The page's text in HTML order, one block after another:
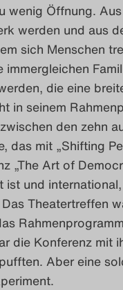
wenig Öffnung.
werden und aus
sich Menschen
die eine
in seinem
den zehn
das mit „Shifting
„The Art of
und
Theatertreffen
die Konferenz mit
Aber eine